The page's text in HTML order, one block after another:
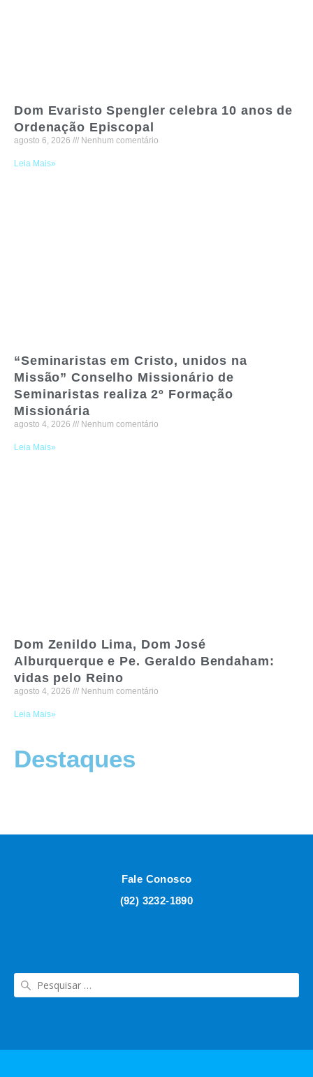
Dom Evaristo Spengler celebra 10 anos de
Ordenação Episcopal
agosto 6, 2026 Nenhum comentário
Leia Mais»
“Seminaristas em Cristo, unidos na
Missão” Conselho Missionário de
Seminaristas realiza 2º Formação
Missionária
agosto 4, 2026 Nenhum comentário
Leia Mais»
Dom Zenildo Lima, Dom José
Alburquerque e Pe. Geraldo Bendaham:
vidas pelo Reino
agosto 4, 2026 Nenhum comentário
Leia Mais»
Destaques
Fale Conosco
(92) 3232-1890